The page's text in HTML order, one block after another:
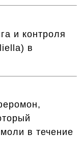
и контроля
в
в течение